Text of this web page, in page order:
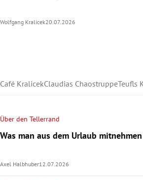
Wolfgang Kralicek20.07.2026
Café KralicekClaudias ChaostruppeTeufls
Über den Tellerrand
Was man aus dem Urlaub
Axel Halbhuber12.07.2026